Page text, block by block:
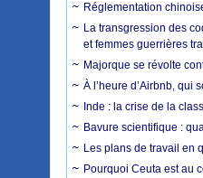
Réglementation
La transgression des
et femmes guerrières
Majorque se révolte
À l’heure d’Airbnb, qui
Inde : la crise de la
Bavure scientifique :
Les plans de travail en
Pourquoi Ceuta est au